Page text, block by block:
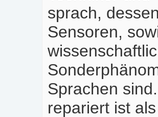
sprach,
Sensoren,
Sprachen
repariert ist